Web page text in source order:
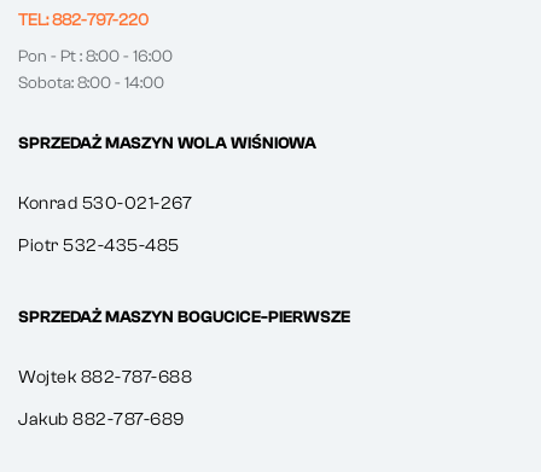
TEL: 882-797-220
Pon - Pt : 8:00 - 16:00
Sobota: 8:00 - 14:00
SPRZEDAŻ MASZYN WOLA WIŚNIOWA
Konrad 530-021-267
Piotr 532-435-485
SPRZEDAŻ MASZYN BOGUCICE-PIERWSZE
Wojtek 882-787-688
Jakub 882-787-689